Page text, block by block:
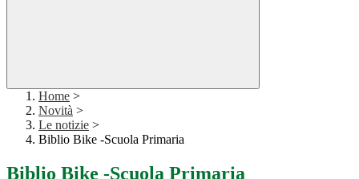
Home >
Novità >
Le notizie >
Biblio Bike -Scuola Primaria
Biblio Bike -Scuola Primaria